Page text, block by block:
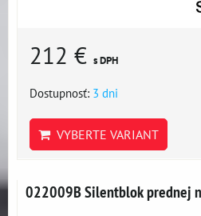
212 € s DPH
Dostupnosť: 3 dni
VYBERTE VARIANT
022009B Silentblok prednej